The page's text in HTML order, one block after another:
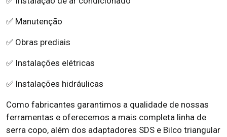
✅ Manutenção
✅ Obras prediais
✅ Instalações elétricas
✅ Instalações hidráulicas
Como fabricantes garantimos a qualidade de nossas
ferramentas e oferecemos a mais completa linha de
serra copo, além dos adaptadores SDS e Bilco triangular